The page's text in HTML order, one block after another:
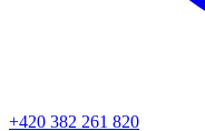
+420 382 261 820